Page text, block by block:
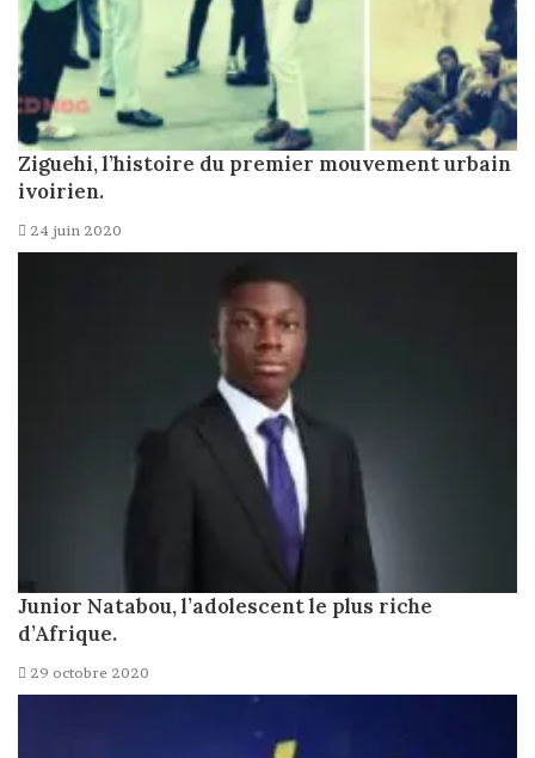
Ziguehi, l’histoire du premier mouvement urbain
ivoirien.
24 juin 2020
Junior Natabou, l’adolescent le plus riche
d’Afrique.
29 octobre 2020